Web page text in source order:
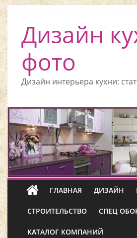
Дизайн
фото
Дизайн интерьера кухни:
ГЛАВНАЯ ДИЗАЙН
СТРОИТЕЛЬСТВО СПЕЦ
КАТАЛОГ КОМПАНИЙ